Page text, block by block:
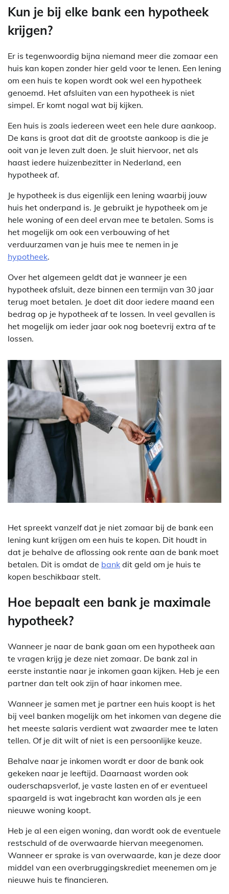
Kun je bij elke bank een hypotheek
krijgen?
Er is tegenwoordig bijna niemand meer die zomaar een
huis kan kopen zonder hier geld voor te lenen. Een lening
om een huis te kopen wordt ook wel een hypotheek
genoemd. Het afsluiten van een hypotheek is niet
simpel. Er komt nogal wat bij kijken.
Een huis is zoals iedereen weet een hele dure aankoop.
De kans is groot dat dit de grootste aankoop is die je
ooit van je leven zult doen. Je sluit hiervoor, net als
haast iedere huizenbezitter in Nederland, een
hypotheek af.
Je hypotheek is dus eigenlijk een lening waarbij jouw
huis het onderpand is. Je gebruikt je hypotheek om je
hele woning of een deel ervan mee te betalen. Soms is
het mogelijk om ook een verbouwing of het
verduurzamen van je huis mee te nemen in je
hypotheek.
Over het algemeen geldt dat je wanneer je een
hypotheek afsluit, deze binnen een termijn van 30 jaar
terug moet betalen. Je doet dit door iedere maand een
bedrag op je hypotheek af te lossen. In veel gevallen is
het mogelijk om ieder jaar ook nog boetevrij extra af te
lossen.
Het spreekt vanzelf dat je niet zomaar bij de bank een
lening kunt krijgen om een huis te kopen. Dit houdt in
dat je behalve de aflossing ook rente aan de bank moet
betalen. Dit is omdat de bank dit geld om je huis te
kopen beschikbaar stelt.
Hoe bepaalt een bank je maximale
hypotheek?
Wanneer je naar de bank gaan om een hypotheek aan
te vragen krijg je deze niet zomaar. De bank zal in
eerste instantie naar je inkomen gaan kijken. Heb je een
partner dan telt ook zijn of haar inkomen mee.
Wanneer je samen met je partner een huis koopt is het
bij veel banken mogelijk om het inkomen van degene die
het meeste salaris verdient wat zwaarder mee te laten
tellen. Of je dit wilt of niet is een persoonlijke keuze.
Behalve naar je inkomen wordt er door de bank ook
gekeken naar je leeftijd. Daarnaast worden ook
ouderschapsverlof, je vaste lasten en of er eventueel
spaargeld is wat ingebracht kan worden als je een
nieuwe woning koopt.
Heb je al een eigen woning, dan wordt ook de eventuele
restschuld of de overwaarde hiervan meegenomen.
Wanneer er sprake is van overwaarde, kan je deze door
middel van een overbruggingskrediet meenemen om je
nieuwe huis te financieren.